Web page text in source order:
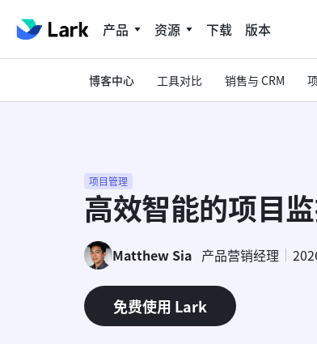
产品 资源 下载 版本
博客中心 工具对比 销售与 CRM
项目管理
高效智能的项目
Matthew Sia 产品营销经理
免费使用 Lark